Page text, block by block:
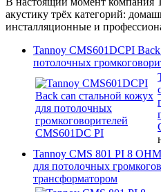
акустику трёх категорий:
инсталляционные и
Tannoy CMS601DCPI
потолочных
Tannoy CMS 801 PI 8
для потолочных
трансформатором